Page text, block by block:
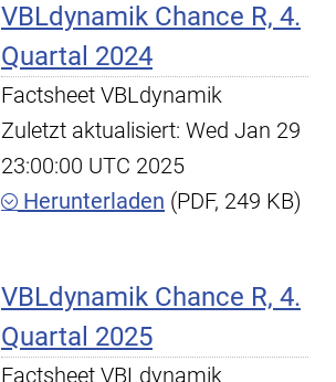
VBLdynamik Chance R, 4.
Quartal 2024
Factsheet VBLdynamik
Zuletzt aktualisiert: Wed Jan 29
23:00:00 UTC 2025
Herunterladen (PDF, 249 KB)
VBLdynamik Chance R, 4.
Quartal 2025
Factsheet VBLdynamik